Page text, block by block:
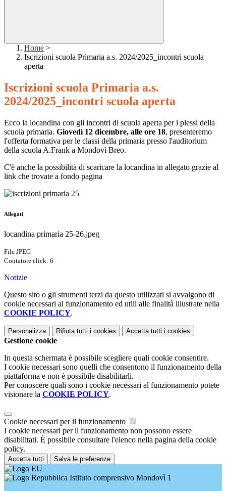
Home >
Iscrizioni scuola Primaria a.s. 2024/2025_incontri scuola
aperta
Iscrizioni scuola Primaria a.s.
2024/2025_incontri scuola aperta
Ecco la locandina con gli incontri di scuola aperta per i plessi della
scuola primaria. Giovedì 12 dicembre, alle ore 18, presenteremo
l'offerta formativa per le classi della primaria presso l'auditorium
della scuola A.Frank a Mondovì Breo.
C'è anche la possibilità di scaricare la locandina in allegato grazie al
link che trovate a fondo pagina
Allegati
locandina primaria 25-26.jpeg
File JPEG
Contatore click: 6
Notizie
Questo sito o gli strumenti terzi da questo utilizzati si avvalgono di
cookie necessari al funzionamento ed utili alle finalità illustrate nella
COOKIE POLICY.
Personalizza Rifiuta tutti i cookies Accetta tutti i cookies
Gestione cookie
In questa schermata è possibile scegliere quali cookie consentire.
I cookie necessari sono quelli che consentono il funzionamento della
piattaforma e non è possibile disabilitarli.
Per conoscere quali sono i cookie necessari al funzionamento potete
visionare la COOKIE POLICY.
Cookie necessari per il funzionamento
I cookie necessari per il funzionamento non possono essere
disabilitati. È possibile consultare l'elenco nella pagina della cookie
policy.
Accetta tutti Salva le preferenze
Istituto comprensivo Mondovì 1